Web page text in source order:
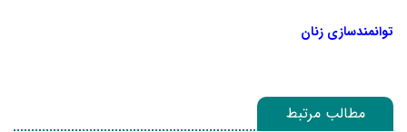
توانمندسازی زنان
مطالب مرتبط